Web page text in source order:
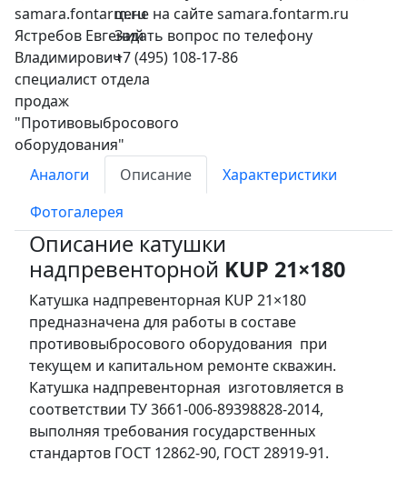
+7 (495) 108-17-86
Аналоги Описание
Характеристики
Фотогалерея
Описание катушки
надпревенторной KUP 21×180
Катушка надпревенторная KUP 21×180
предназначена для работы в составе
противовыбросового оборудования при
текущем и капитальном ремонте скважин.
Катушка надпревенторная изготовляется в
соответствии ТУ 3661-006-89398828-2014,
выполняя требования государственных
стандартов ГОСТ 12862-90, ГОСТ 28919-91.